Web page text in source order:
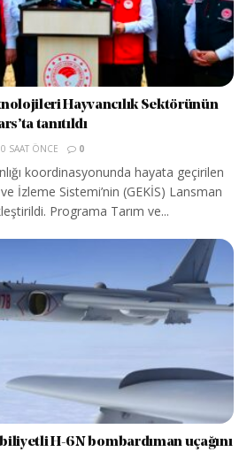
Hayvancılık Sektörünün
tanıtıldı
SAAT ÖNCE 0
koordinasyonunda hayata geçirilen
İzleme Sistemi’nin (GEKİS) Lansman
Programa Tarım ve...
H-6N bombardıman uçağını